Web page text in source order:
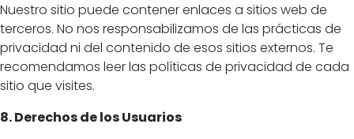
Nuestro sitio puede contener enlaces a sitios web de
terceros. No nos responsabilizamos de las prácticas de
privacidad ni del contenido de esos sitios externos. Te
recomendamos leer las políticas de privacidad de cada
sitio que visites.
8. Derechos de los Usuarios